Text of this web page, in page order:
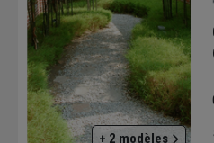
+ 2 modèles